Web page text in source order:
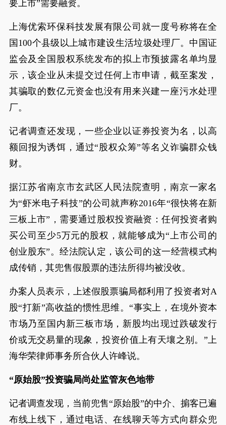
要上市”需要融资。
上海优索环保科技发展有限公司就一度号称将在全
国100个县级以上城市建设生活垃圾处理厂。中国证
监会及全国股权系统发布的拟上市预披露名单均显
示，该企业从未提交过任何上市申请，截至案发，
其骗取的数亿元资金也没有用来兴建一座污水处理
厂。
记者调查还发现，一些企业以证券投资为名，以高
额回报为诱饵，通过“股权众筹”等名义诈骗群众钱
财。
据江苏省南京市玄武区人民法院查明，南京一家名
为“虾米电子科技”的公司就声称2016年“很快将在新
三板上市”，需要通过股权投资融资：任何投资者购
买公司至少5万元的股权，就能够成为“上市公司的
创业股东”。经法院认定，该公司的这一经营模式构
成传销，其兜售假股票的违法所得均被没收。
办案人员表示，上述假股票骗局都利用了投资者对A
股“打新”高收益的惯性思维。“事实上，在境外资本
市场乃至国内新三板市场，新股均出现过跌破发行
价或无交易量的现象，投资价值上有天壤之别。”上
海华荣律师事务所合伙人许峰说。
“原始股”投资骗局尚处监管灰色地带
记者调查发现，当前兜售“原始股”的中介、掮客已遍
布线上线下，通过电话、在线聊天等方式向群众兜